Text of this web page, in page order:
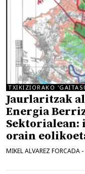
TXIKIZIORAKO
Jaurlaritzak
Energia
Sektorialean:
orain
MIKEL ALVAREZ FORCADA -